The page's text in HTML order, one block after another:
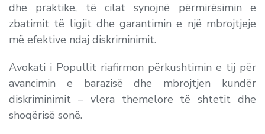
dhe praktike, të cilat synojnë përmirësimin e
zbatimit të ligjit dhe garantimin e një mbrojtjeje
më efektive ndaj diskriminimit.
Avokati i Popullit riafirmon përkushtimin e tij për
avancimin e barazisë dhe mbrojtjen kundër
diskriminimit – vlera themelore të shtetit dhe
shoqërisë sonë.